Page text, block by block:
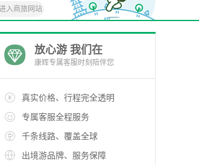
入商旅网站
放心游 我们在
康辉专属客服时刻陪伴您
真实价格、行程完全透明
专属客服全程服务
千条线路、覆盖全球
出境游品牌、服务保障